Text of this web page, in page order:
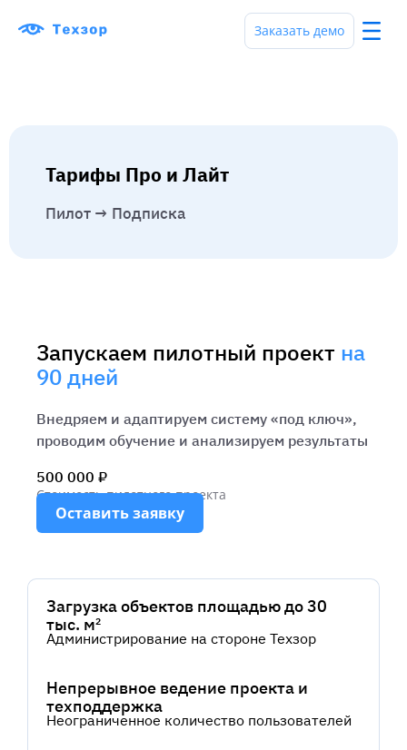
Заказать демо
Тарифы Про и Лайт
Пилот → Подписка
Запускаем пилотный проект на
90 дней
Внедряем и адаптируем систему «под ключ»,
проводим обучение и анализируем результаты
500 000 ₽
Стоимость пилотного проекта
Оставить заявку
Загрузка объектов площадью до 30
тыс. м²
Администрирование на стороне Техзор
Непрерывное ведение проекта и
техподдержка
Неограниченное количество пользователей